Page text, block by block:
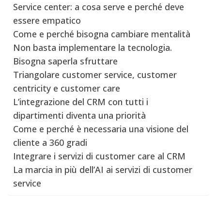
Service center: a cosa serve e perché deve
essere empatico
Come e perché bisogna cambiare mentalità
Non basta implementare la tecnologia.
Bisogna saperla sfruttare
Triangolare customer service, customer
centricity e customer care
L’integrazione del CRM con tutti i
dipartimenti diventa una priorità
Come e perché è necessaria una visione del
cliente a 360 gradi
Integrare i servizi di customer care al CRM
La marcia in più dell’AI ai servizi di customer
service